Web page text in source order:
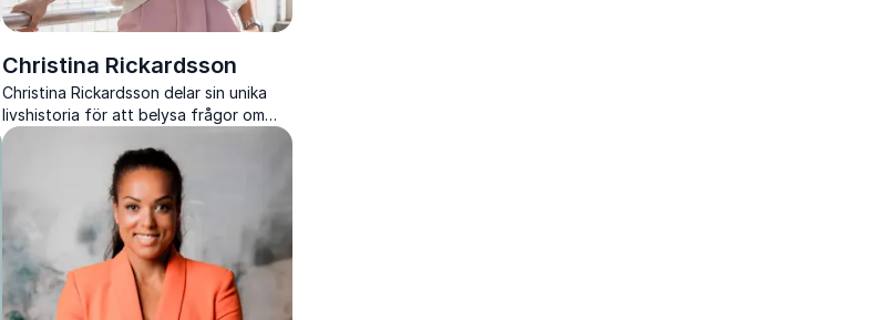
Christina Rickardsson
Christina Rickardsson delar sin unika
livshistoria för att belysa frågor om
mångfald och kulturella skillnader. Hon
inspirerar till ökad förståelse och